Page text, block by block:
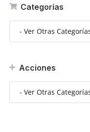
Categorías
Acciones